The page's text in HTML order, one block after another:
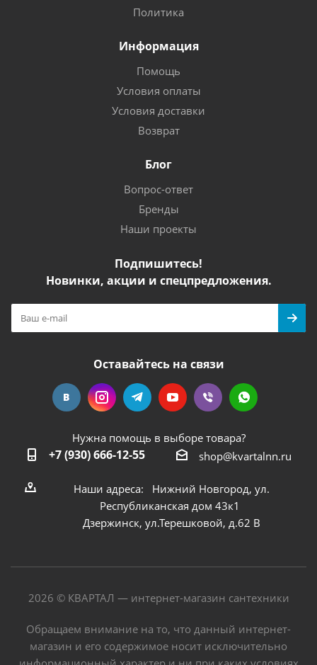
Политика
Информация
Помощь
Условия оплаты
Условия доставки
Возврат
Блог
Вопрос-ответ
Бренды
Наши проекты
Подпишитесь!
Новинки, акции и спецпредложения.
Оставайтесь на связи
Нужна помощь в выборе товара?
+7 (930) 666-12-55 shop@kvartalnn.ru
Наши адреса: Нижний Новгород, ул.
Республиканская дом 43к1
Дзержинск, ул.Терешковой, д.62 В
2026 © КВАРТАЛ — интернет-магазин сантехники
Обращаем внимание на то, что данный интернет-
магазин и его содержимое носит исключительно